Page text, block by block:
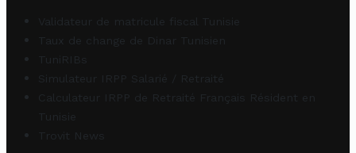
Validateur de matricule fiscal Tunisie
Taux de change de Dinar Tunisien
TuniRIBs
Simulateur IRPP Salarié / Retraité
Calculateur IRPP de Retraité Français Résident en
Tunisie
Trovit News